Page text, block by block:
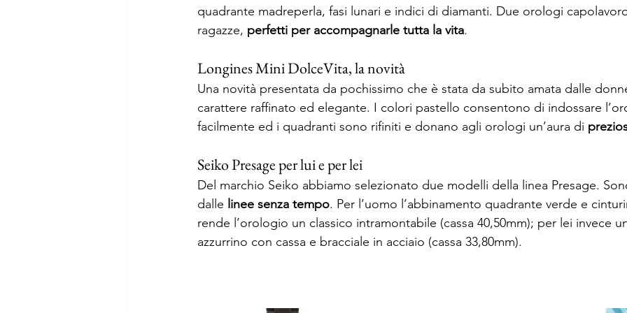
quadrante madreperla, fasi lunari e indici di diamanti. Due orologi
ragazze, perfetti per accompagnarle tutta la vita.
Longines Mini DolceVita, la novità
Una novità presentata da pochissimo che è stata da subito amata dalle
carattere raffinato ed elegante. I colori pastello consentono di indossare
facilmente ed i quadranti sono rifiniti e donano agli orologi un’aura di
Seiko Presage per lui e per lei
Del marchio Seiko abbiamo selezionato due modelli della linea Presage.
dalle linee senza tempo. Per l’uomo l’abbinamento quadrante verde e
rende l’orologio un classico intramontabile (cassa 40,50mm); per lei invece
azzurrino con cassa e bracciale in acciaio (cassa 33,80mm).